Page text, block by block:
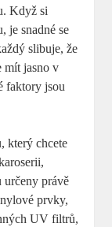
Když si
je‌ snadné se‍
slibuje, že
mít jasno​ v
faktory jsou
‍který ‍chcete​
⁤určeny právě
prvky,
UV filtrů,